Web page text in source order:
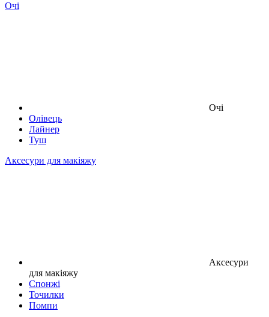
Очі
Очі
Олівець
Лайнер
Туш
Аксесури для макіяжу
Аксесури
для макіяжу
Спонжі
Точилки
Помпи